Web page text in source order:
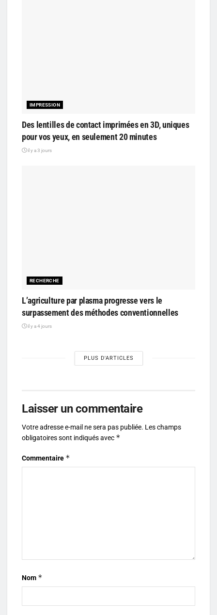
IMPRESSION
Des lentilles de contact imprimées en 3D, uniques
pour vos yeux, en seulement 20 minutes
il y a 3 jours
RECHERCHE
L’agriculture par plasma progresse vers le
surpassement des méthodes conventionnelles
il y a 4 jours
PLUS D'ARTICLES
Laisser un commentaire
Votre adresse e-mail ne sera pas publiée. Les champs
obligatoires sont indiqués avec *
Commentaire *
Nom *